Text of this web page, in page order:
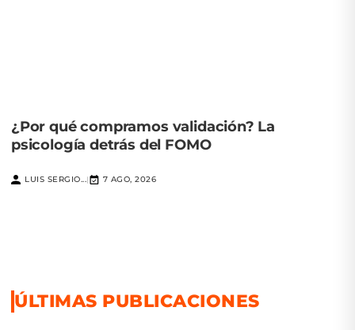
¿Por qué compramos validación? La
psicología detrás del FOMO
LUIS SERGIO...| 7 AGO, 2026
ÚLTIMAS PUBLICACIONES